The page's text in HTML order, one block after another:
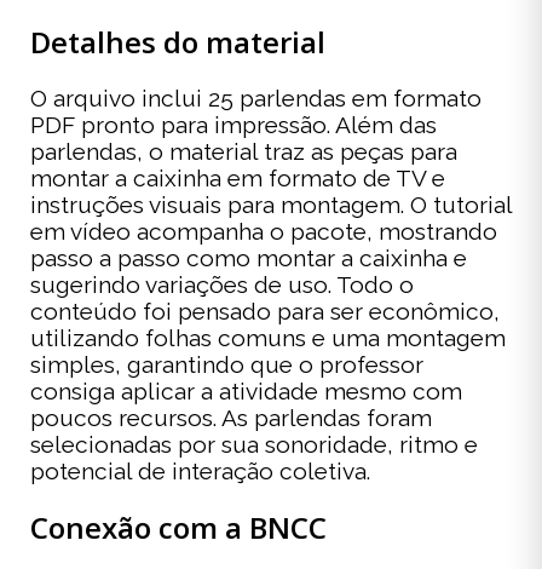
Detalhes do material
O arquivo inclui 25 parlendas em formato
PDF pronto para impressão. Além das
parlendas, o material traz as peças para
montar a caixinha em formato de TV e
instruções visuais para montagem. O tutorial
em vídeo acompanha o pacote, mostrando
passo a passo como montar a caixinha e
sugerindo variações de uso. Todo o
conteúdo foi pensado para ser econômico,
utilizando folhas comuns e uma montagem
simples, garantindo que o professor
consiga aplicar a atividade mesmo com
poucos recursos. As parlendas foram
selecionadas por sua sonoridade, ritmo e
potencial de interação coletiva.
Conexão com a BNCC